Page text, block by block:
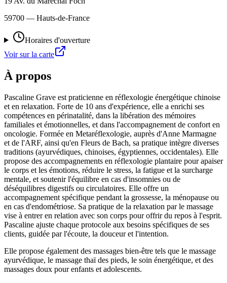
59700 — Hauts-de-France
Horaires d'ouverture
Voir sur la carte
À propos
Pascaline Grave est praticienne en réflexologie énergétique chinoise
et en relaxation. Forte de 10 ans d'expérience, elle a enrichi ses
compétences en périnatalité, dans la libération des mémoires
familiales et émotionnelles, et dans l'accompagnement de confort en
oncologie. Formée en Metaréflexologie, auprès d'Anne Marmagne
et de l'ARF, ainsi qu'en Fleurs de Bach, sa pratique intègre diverses
traditions (ayurvédiques, chinoises, égyptiennes, occidentales). Elle
propose des accompagnements en réflexologie plantaire pour apaiser
le corps et les émotions, réduire le stress, la fatigue et la surcharge
mentale, et soutenir l'équilibre en cas d'insomnies ou de
déséquilibres digestifs ou circulatoires. Elle offre un
accompagnement spécifique pendant la grossesse, la ménopause ou
en cas d'endométriose. Sa pratique de la relaxation par le massage
vise à entrer en relation avec son corps pour offrir du repos à l'esprit.
Pascaline ajuste chaque protocole aux besoins spécifiques de ses
clients, guidée par l'écoute, la douceur et l'intention.
Elle propose également des massages bien-être tels que le massage
ayurvédique, le massage thaï des pieds, le soin énergétique, et des
massages doux pour enfants et adolescents.